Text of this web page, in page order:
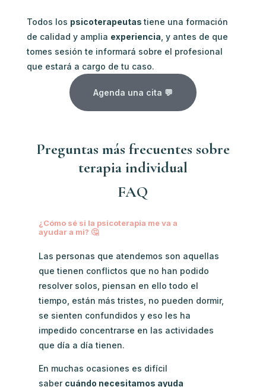
Todos los psicoterapeutastiene una formación
de calidad y amplia experiencia , y antes de que
tomes sesión te informará sobre el profesional
que estará a cargo de tu caso.
Agenda una cita 💬
Preguntas más frecuentes sobre
terapia individual
FAQ
¿Cómo sé si la psicoterapia me va a
ayudar a mi? 🤔
Las personas que atendemos son aquellas
que tienen conflictos que no han podido
resolver solos, piensan en ello todo el
tiempo, están más tristes, no pueden dormir,
se sienten confundidos y eso les ha
impedido concentrarse en las actividades
que día a día tienen.
En muchas ocasiones es difícil
saber cuándo necesitamos ayuda